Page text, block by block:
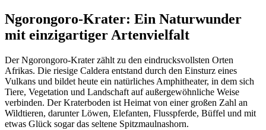
Ngorongoro-Krater: Ein Naturwunder
mit einzigartiger Artenvielfalt
Der Ngorongoro-Krater zählt zu den eindrucksvollsten Orten
Afrikas. Die riesige Caldera entstand durch den Einsturz eines
Vulkans und bildet heute ein natürliches Amphitheater, in dem sich
Tiere, Vegetation und Landschaft auf außergewöhnliche Weise
verbinden. Der Kraterboden ist Heimat von einer großen Zahl an
Wildtieren, darunter Löwen, Elefanten, Flusspferde, Büffel und mit
etwas Glück sogar das seltene Spitzmaulnashorn.